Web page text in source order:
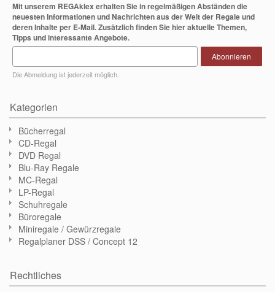
Mit unserem REGAklex erhalten Sie in regelmäßigen Abständen die
neuesten Informationen und Nachrichten aus der Welt der Regale und
deren Inhalte per E-Mail. Zusätzlich finden Sie hier aktuelle Themen,
Tipps und interessante Angebote.
Die Abmeldung ist jederzeit möglich.
Abonnieren
Kategorien
Bücherregal
CD-Regal
DVD Regal
Blu-Ray Regale
MC-Regal
LP-Regal
Schuhregale
Büroregale
Miniregale / Gewürzregale
Regalplaner DSS / Concept 12
Rechtliches